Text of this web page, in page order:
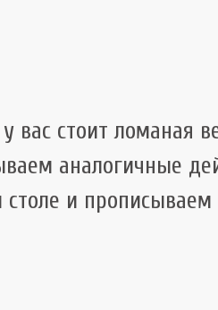
вас стоит ломаная
аналогичные
столе и